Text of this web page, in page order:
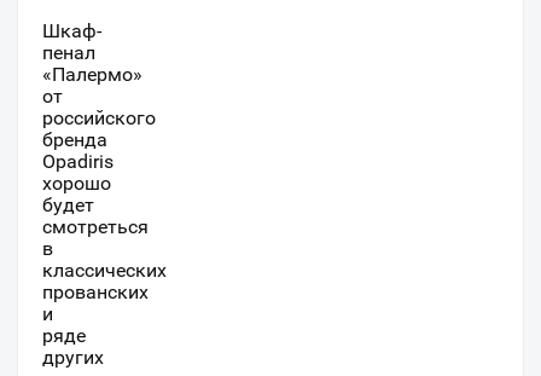
Шкаф-
пенал
«Палермо»
от
российского
бренда
Opadiris
хорошо
будет
смотреться
в
классических
прованских
и
ряде
других